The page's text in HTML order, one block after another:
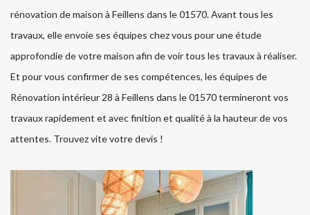
rénovation de maison à Feillens dans le 01570. Avant tous les
travaux, elle envoie ses équipes chez vous pour une étude
approfondie de votre maison afin de voir tous les travaux à réaliser.
Et pour vous confirmer de ses compétences, les équipes de
Rénovation intérieur 28 à Feillens dans le 01570 termineront vos
travaux rapidement et avec finition et qualité à la hauteur de vos
attentes. Trouvez vite votre devis !